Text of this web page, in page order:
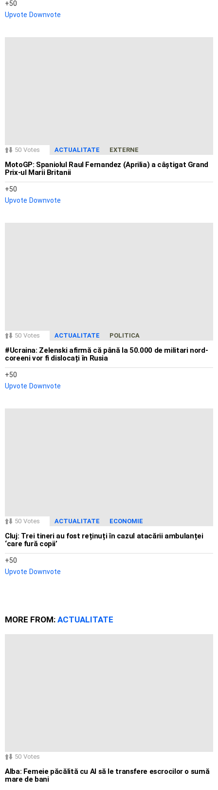
50
Upvote Downvote
50 Votes ACTUALITATE EXTERNE
MotoGP: Spaniolul Raul Fernandez (Aprilia) a câștigat Grand
Prix-ul Marii Britanii
50
Upvote Downvote
50 Votes ACTUALITATE POLITICA
#Ucraina: Zelenski afirmă că până la 50.000 de militari nord-
coreeni vor fi dislocați în Rusia
50
Upvote Downvote
50 Votes ACTUALITATE ECONOMIE
Cluj: Trei tineri au fost reținuți în cazul atacării ambulanței
‘care fură copii’
50
Upvote Downvote
MORE FROM: ACTUALITATE
50 Votes
Alba: Femeie păcălită cu AI să le transfere escrocilor o sumă
mare de bani